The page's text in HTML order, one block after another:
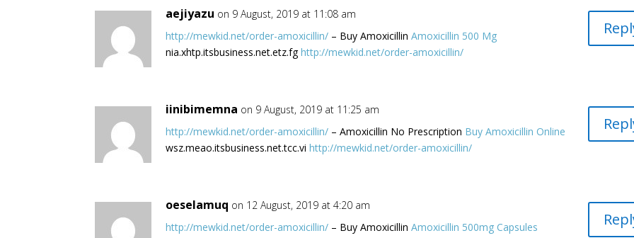
aejiyazu on 9 August, 2019 at 11:08 am
http://mewkid.net/order-amoxicillin/ – Buy AmoxicillinAmoxicillin 500 Mg
nia.xhtp.itsbusiness.net.etz.fghttp://mewkid.net/order-amoxicillin/
iinibimemna on 9 August, 2019 at 11:25 am
http://mewkid.net/order-amoxicillin/ – Amoxicillin No Prescription Buy Amoxicillin Online
wsz.meao.itsbusiness.net.tcc.vihttp://mewkid.net/order-amoxicillin/
oeselamuq on 12 August, 2019 at 4:20 am
http://mewkid.net/order-amoxicillin/ – Buy AmoxicillinAmoxicillin 500mg Capsules